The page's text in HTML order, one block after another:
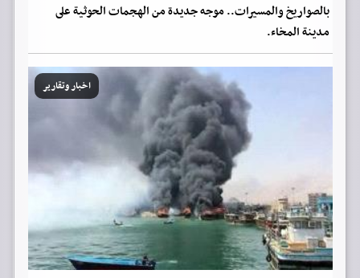
بالصواريخ والمسيرات.. موجه جديدة من الهجمات الحوثية على
مدينة المخاء.
اخبار وتقارير